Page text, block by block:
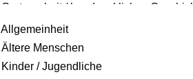
Gartenarbeit / handwerkliches Geschick
Integrationsarbeit
Kochen / Backen
Kreative Angebote
Allgemeinheit
Ältere Menschen
Kinder / Jugendliche